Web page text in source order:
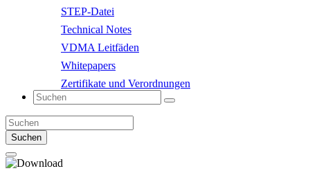
STEP-Datei
Technical Notes
VDMA Leitfäden
Whitepapers
Zertifikate und Verordnungen
Suchen